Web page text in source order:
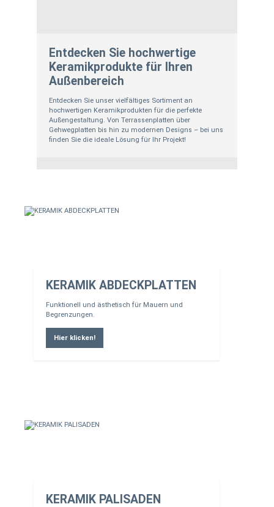
Entdecken Sie hochwertige
Keramikprodukte für Ihren
Außenbereich
Entdecken Sie unser vielfältiges Sortiment an
hochwertigen Keramikprodukten für die perfekte
Außengestaltung. Von Terrassenplatten über
Gehwegplatten bis hin zu modernen Designs – bei uns
finden Sie die ideale Lösung für Ihr Projekt!
KERAMIK ABDECKPLATTEN
Funktionell und ästhetisch für Mauern und
Begrenzungen.
Hier klicken!
KERAMIK PALISADEN